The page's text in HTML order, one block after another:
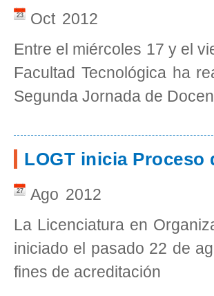
Oct
23
2012
Entre el miércoles 17 y el
Facultad Tecnológica ha
Segunda Jornada de
LOGT inicia Proceso
Ago
27
2012
La Licenciatura en
iniciado el pasado 22 de
fines de acreditación